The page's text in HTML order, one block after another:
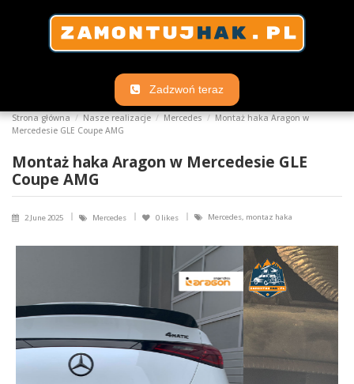
Zadzwoń teraz
Strona główna Nasze realizacje Mercedes
Montaż haka Aragon w
Mercedesie GLE Coupe AMG
Montaż haka Aragon w Mercedesie GLE
Coupe AMG
2 June 2025 Mercedes 0 likes Mercedes, montaz haka